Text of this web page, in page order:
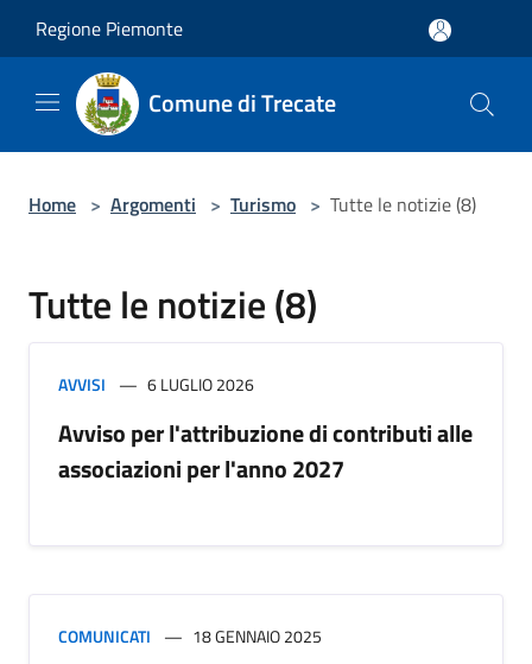
Regione Piemonte
Comune di Trecate
Home > Argomenti > Turismo > Tutte le notizie (8)
Tutte le notizie (8)
AVVISI 6 LUGLIO 2026
Avviso per l'attribuzione di contributi alle
associazioni per l'anno 2027
COMUNICATI 18 GENNAIO 2025